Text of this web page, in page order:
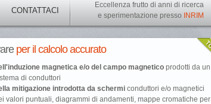
CONTATTACI
Eccellenza frutto di anni di ricerca
e sperimentazione presso
INRIM
per il calcolo accurato
magnetica e/o del campo magneticoprodotti da un
di conduttori
mitigazione introdotta da schermiconduttori e/o magnetici
valori puntuali, diagrammi di andamenti, mappe cromatiche per